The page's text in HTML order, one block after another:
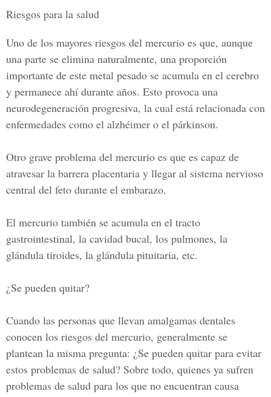
Riesgos para la salud
Uno de los mayores riesgos del mercurio es que, aunque
una parte se elimina naturalmente, una proporción
importante de este metal pesado se acumula en el cerebro
y permanece ahí durante años. Esto provoca una
neurodegeneración progresiva, la cual está relacionada con
enfermedades como el alzhéimer o el párkinson.
Otro grave problema del mercurio es que es capaz de
atravesar la barrera placentaria y llegar al sistema nervioso
central del feto durante el embarazo.
El mercurio también se acumula en el tracto
gastrointestinal, la cavidad bucal, los pulmones, la
glándula tiroides, la glándula pituitaria, etc.
¿Se pueden quitar?
Cuando las personas que llevan amalgamas dentales
conocen los riesgos del mercurio, generalmente se
plantean la misma pregunta: ¿Se pueden quitar para evitar
estos problemas de salud? Sobre todo, quienes ya sufren
problemas de salud para los que no encuentran causa